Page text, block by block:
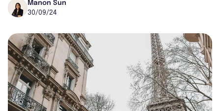
cette SCPI spécialisée da...
Manon Sun
30/09/24